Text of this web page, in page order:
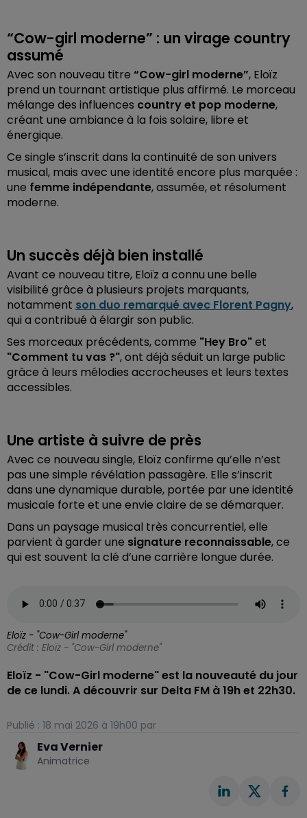
“Cow-girl moderne” : un virage country
assumé
Avec son nouveau titre “Cow-girl moderne”, Eloïz
prend un tournant artistique plus affirmé. Le morceau
mélange des influences country et pop moderne,
créant une ambiance à la fois solaire, libre et
énergique.
Ce single s’inscrit dans la continuité de son univers
musical, mais avec une identité encore plus marquée :
une femme indépendante, assumée, et résolument
moderne.
Un succès déjà bien installé
Avant ce nouveau titre, Eloïz a connu une belle
visibilité grâce à plusieurs projets marquants,
notamment son duo remarqué avec Florent Pagny,
qui a contribué à élargir son public.
Ses morceaux précédents, comme "Hey Bro"et
"Comment tu vas ?", ont déjà séduit un large public
grâce à leurs mélodies accrocheuses et leurs textes
accessibles.
Une artiste à suivre de près
Avec ce nouveau single, Eloïz confirme qu’elle n’est
pas une simple révélation passagère. Elle s’inscrit
dans une dynamique durable, portée par une identité
musicale forte et une envie claire de se démarquer.
Dans un paysage musical très concurrentiel, elle
parvient à garder une signature reconnaissable, ce
qui est souvent la clé d’une carrière longue durée.
Eloïz - "Cow-Girl moderne"
Crédit : Eloïz - "Cow-Girl moderne"
Eloïz - "Cow-Girl moderne" est la nouveauté du jour
de ce lundi. A découvrir sur Delta FM à 19h et 22h30.
Publié : 18 mai 2026 à 19h00 par
Eva Vernier
Animatrice